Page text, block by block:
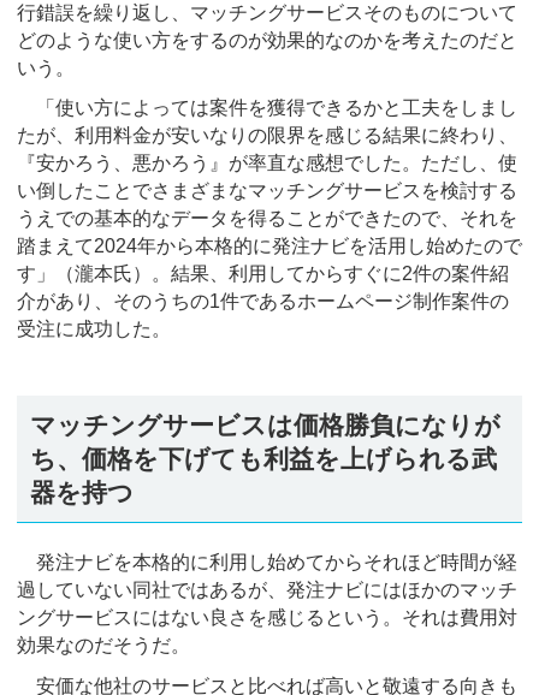
行錯誤を繰り返し、マッチングサービスそのものについて
どのような使い方をするのが効果的なのかを考えたのだと
いう。
「使い方によっては案件を獲得できるかと工夫をしまし
たが、利用料金が安いなりの限界を感じる結果に終わり、
『安かろう、悪かろう』が率直な感想でした。ただし、使
い倒したことでさまざまなマッチングサービスを検討する
うえでの基本的なデータを得ることができたので、それを
踏まえて2024年から本格的に発注ナビを活用し始めたので
す」（瀧本氏）。結果、利用してからすぐに2件の案件紹
介があり、そのうちの1件であるホームページ制作案件の
受注に成功した。
マッチングサービスは価格勝負になりが
ち、価格を下げても利益を上げられる武
器を持つ
発注ナビを本格的に利用し始めてからそれほど時間が経
過していない同社ではあるが、発注ナビにはほかのマッチ
ングサービスにはない良さを感じるという。それは費用対
効果なのだそうだ。
安価な他社のサービスと比べれば高いと敬遠する向きも